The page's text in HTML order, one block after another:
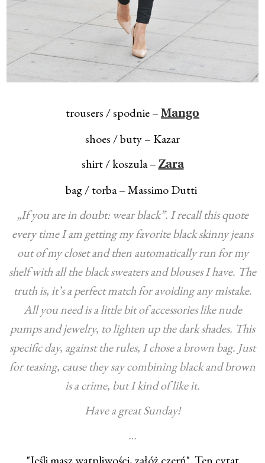
trousers / spodnie – Mango
shoes / buty – Kazar
shirt / koszula – Zara
bag / torba – Massimo Dutti
„If you are in doubt: wear black”. I recall this quote
every time I am getting my favorite black skinny jeans
out of my closet and then automatically run for my
shelf with all the black sweaters and blouses I have. The
truth is, it’s a perfect match for avoiding any mistake.
All you need is a little bit of accessories like nude
pumps and jewelry, to lighten up the dark shades. This
specific day, against the rules, I chose a brown bag. Just
for teasing, cause they say combining black and brown
is a crime, but I kind of like it.
Have a great Sunday!
…